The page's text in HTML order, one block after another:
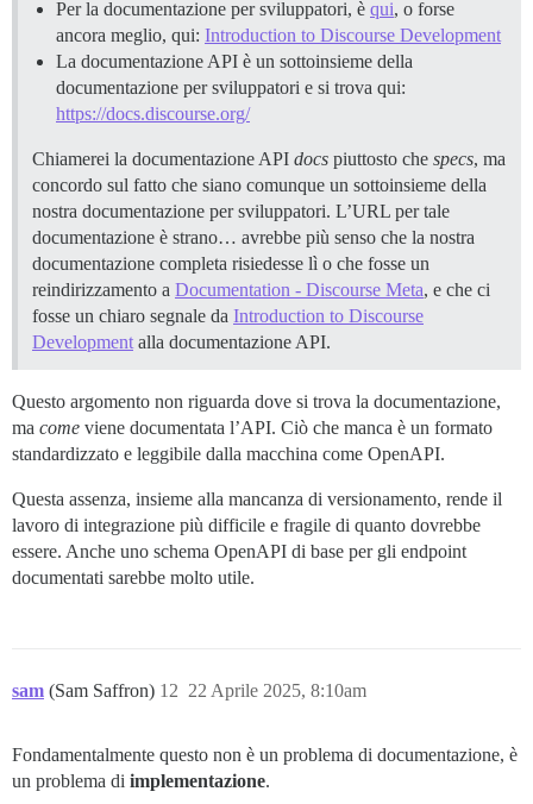
Per la documentazione per sviluppatori, è qui, o forse
ancora meglio, qui: Introduction to Discourse Development
La documentazione API è un sottoinsieme della
documentazione per sviluppatori e si trova qui:
https://docs.discourse.org/
Chiamerei la documentazione API docs piuttosto che specs, ma
concordo sul fatto che siano comunque un sottoinsieme della
nostra documentazione per sviluppatori. L’URL per tale
documentazione è strano… avrebbe più senso che la nostra
documentazione completa risiedesse lì o che fosse un
reindirizzamento a Documentation - Discourse Meta, e che ci
fosse un chiaro segnale da Introduction to Discourse
Development alla documentazione API.
Questo argomento non riguarda dove si trova la documentazione,
ma come viene documentata l’API. Ciò che manca è un formato
standardizzato e leggibile dalla macchina come OpenAPI.
Questa assenza, insieme alla mancanza di versionamento, rende il
lavoro di integrazione più difficile e fragile di quanto dovrebbe
essere. Anche uno schema OpenAPI di base per gli endpoint
documentati sarebbe molto utile.
sam (Sam Saffron) 22 Aprile 2025, 8:10am
12
Fondamentalmente questo non è un problema di documentazione, è
un problema di implementazione.